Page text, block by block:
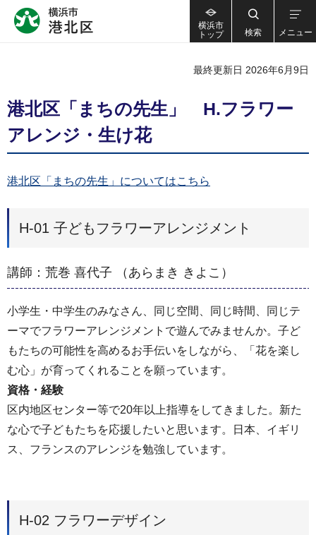
横浜市
トップ
検索 メニュー
最終更新日 2026年6月9日
港北区「まちの先生」 H.フラワー
アレンジ・生け花
港北区「まちの先生」についてはこちら
H-01 子どもフラワーアレンジメント
講師：荒巻 喜代子 （あらまき きよこ）
小学生・中学生のみなさん、同じ空間、同じ時間、同じテ
ーマでフラワーアレンジメントで遊んでみませんか。子ど
もたちの可能性を高めるお手伝いをしながら、「花を楽し
む心」が育ってくれることを願っています。
資格・経験
区内地区センター等で20年以上指導をしてきました。新た
な心で子どもたちを応援したいと思います。日本、イギリ
ス、フランスのアレンジを勉強しています。
H-02 フラワーデザイン